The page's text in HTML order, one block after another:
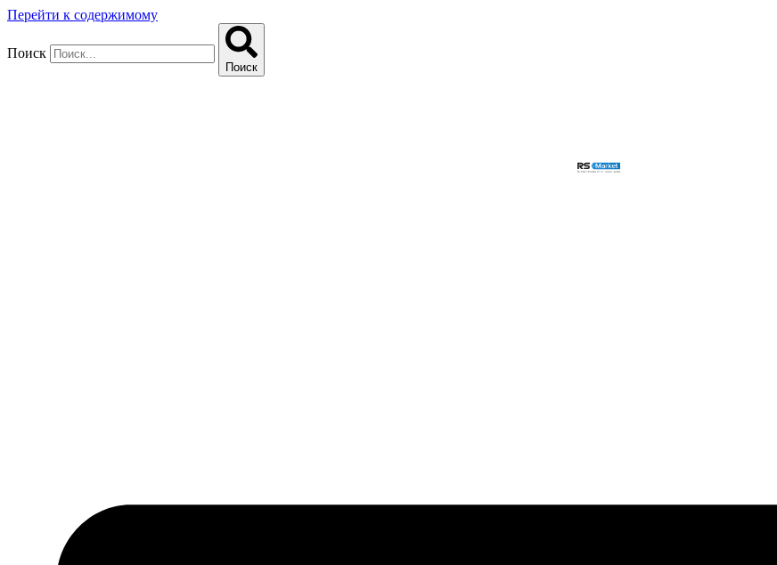
Перейти к содержимому
Поиск
Поиск